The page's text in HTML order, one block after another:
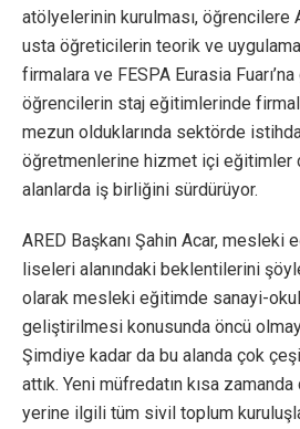
atölyelerinin kurulması, öğrencilere
usta öğreticilerin teorik ve
firmalara ve FESPA Eurasia
öğrencilerin staj eğitimlerinde
mezun olduklarında sektörde
öğretmenlerine hizmet içi eğitimler
alanlarda iş birliğini sürdürüyor.
ARED Başkanı Şahin Acar, mesleki
liseleri alanındaki beklentilerini şöyle
olarak mesleki eğitimde sanayi-
geliştirilmesi konusunda öncü
Şimdiye kadar da bu alanda çok
attık. Yeni müfredatın kısa
yerine ilgili tüm sivil toplum